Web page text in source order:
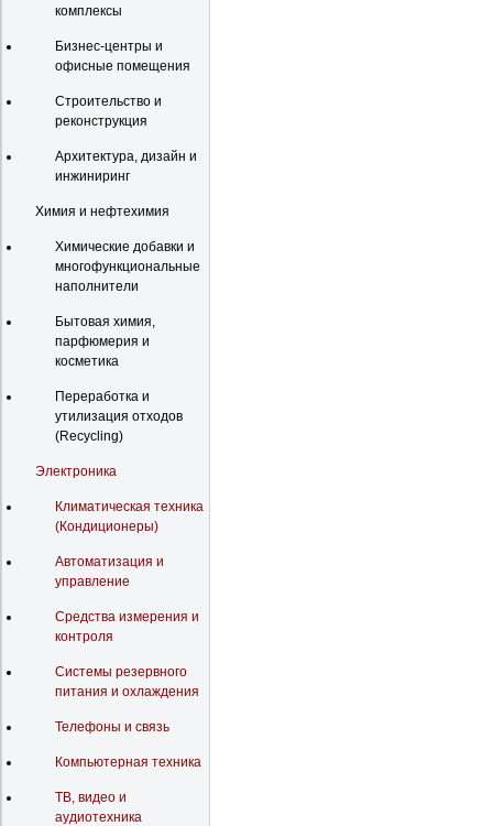
комплексы
Бизнес-центры и
офисные помещения
Строительство и
реконструкция
Архитектура, дизайн и
инжиниринг
Химия и нефтехимия
Химические добавки и
многофункциональные
наполнители
Бытовая химия,
парфюмерия и
косметика
Переработка и
утилизация отходов
(Recycling)
Электроника
Климатическая техника
(Кондиционеры)
Автоматизация и
управление
Средства измерения и
контроля
Системы резервного
питания и охлаждения
Телефоны и связь
Компьютерная техника
ТВ, видео и
аудиотехника